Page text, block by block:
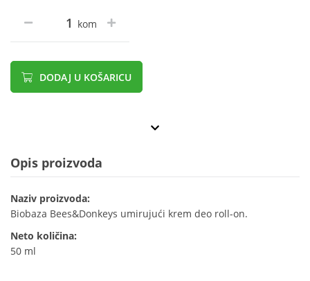
kom
DODAJ U KOŠARICU
Opis proizvoda
Naziv proizvoda:
Biobaza Bees&Donkeys umirujući krem deo roll-on.
Neto količina:
50 ml